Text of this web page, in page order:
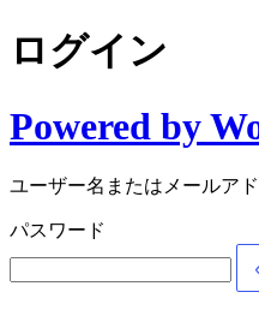
ログイン
Powered by
ユーザー名またはメールア
パスワード